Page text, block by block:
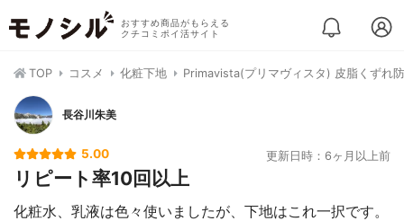
おすすめ商品がもらえる
クチコミポイ活サイト
TOP コスメ 化粧下地 Primavista(プリマヴィスタ) 皮脂くずれ
長谷川朱美
5.00 更新日時：6ヶ月以上前
リピート率10回以上
化粧水、乳液は色々使いましたが、下地はこれ一択です。